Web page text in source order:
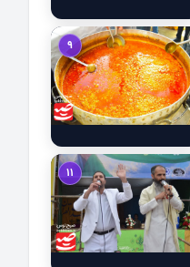
9
11